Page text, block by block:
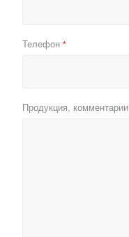
Телефон *
Продукция, комментарии